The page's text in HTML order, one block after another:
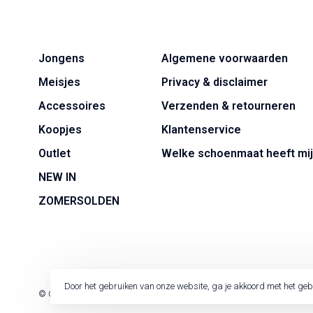
Jongens
Meisjes
Accessoires
Koopjes
Outlet
NEW IN
ZOMERSOLDEN
Algemene voorwaarden
Privacy & disclaimer
Verzenden & retourneren
Klantenservice
Welke schoenmaat heeft
© Copyright 2026 Jackie Kid
Door het gebruiken van onze website, ga je akkoord met het